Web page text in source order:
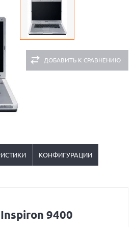
ДОБАВИТЬ К СРАВНЕНИЮ
КОНФИГУРАЦИИ
9400